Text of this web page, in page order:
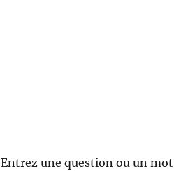
Entrez une question ou un